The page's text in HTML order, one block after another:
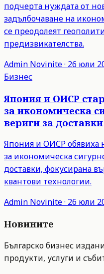
подчерта нуждата от
задълбочаване на
се преодолеят
предизвикателства.
Admin Novinite· 26 юли
Бизнес
Япония и ОИСР
за икономическа
вериги за доставки
Япония и ОИСР обявиха
за икономическа
доставки, фокусирана
квантови технологии.
Admin Novinite· 26 юли
Новините
Българско бизнес
продукти, услуги и